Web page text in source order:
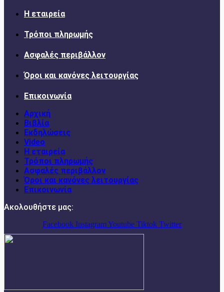
Η εταιρεία
Τρόποι πληρωμής
Ασφαλές περιβάλλον
Όροι και κανόνες λειτουργίας
Επικοινωνία
Αρχική
Βιβλία
Εκδηλώσεις
Video
Η εταιρεία
Τρόποι πληρωμής
Ασφαλές περιβάλλον
Όροι και κανόνες λειτουργίας
Επικοινωνία
Ακολουθήστε μας:
Facebook InstagramYoutube Tiktok Twitter